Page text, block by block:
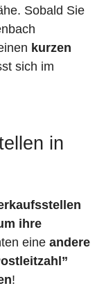
Sobald Sie
kurzen
sich im
in
ihre
eine andere
!